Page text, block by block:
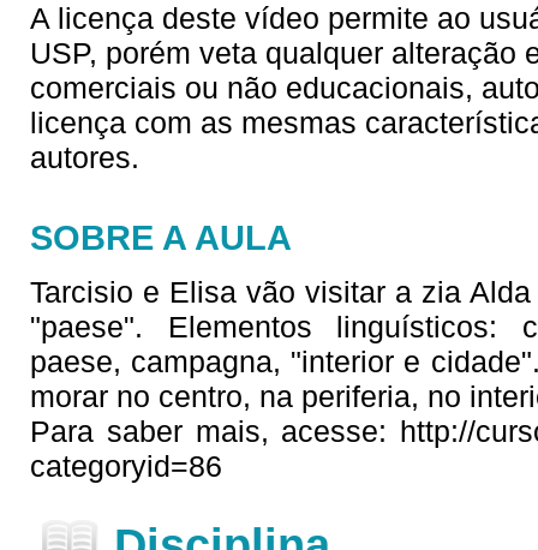
A licença deste vídeo permite ao
USP, porém veta qualquer alteração
comerciais ou não educacionais,
licença com as mesmas
autores.
SOBRE A AULA
Tarcisio e Elisa vão visitar a zia
"paese". Elementos linguísticos:
paese, campagna, "interior e
morar no centro, na periferia, no
Para saber mais, acesse: http://
categoryid=86